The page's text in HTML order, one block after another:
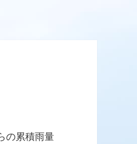
の累積雨量